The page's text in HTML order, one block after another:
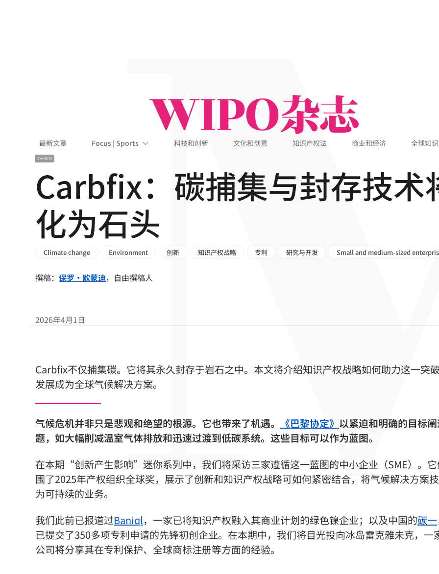
最新文章 Focus | Sports 科技和创新 文化和创意 知识产权法 商业和经济 全球知
CARBFIX
Carbfix：碳捕集与封存技术
化为石头
Climate change Environment 创新 知识产权战略 专利 研究与开发 Small and medium-sized
撰稿： 保罗·欧蒙迪，自由撰稿人
2026年4月1日
Carbfix不仅捕集碳。它将其永久封存于岩石之中。本文将介绍知识产权战略如何助力这一突
发展成为全球气候解决方案。
气候危机并非只是悲观和绝望的根源。它也带来了机遇。 《巴黎协定》 以紧迫和明确的目标
题，如大幅削减温室气体排放和迅速过渡到低碳系统。这些目标可以作为蓝图。
在本期“创新产生影响”迷你系列中，我们将采访三家遵循这一蓝图的中小企业（SME）。
围了2025年产权组织全球奖，展示了创新和知识产权战略可如何紧密结合，将气候解决方案
为可持续的业务。
我们此前已报道过Baniql，一家已将知识产权融入其商业计划的绿色镍企业；以及中国的碳一
已提交了350多项专利申请的先锋初创企业。在本期中，我们将目光投向冰岛雷克雅未克，一
公司将分享其在专利保护、全球商标注册等方面的经验。